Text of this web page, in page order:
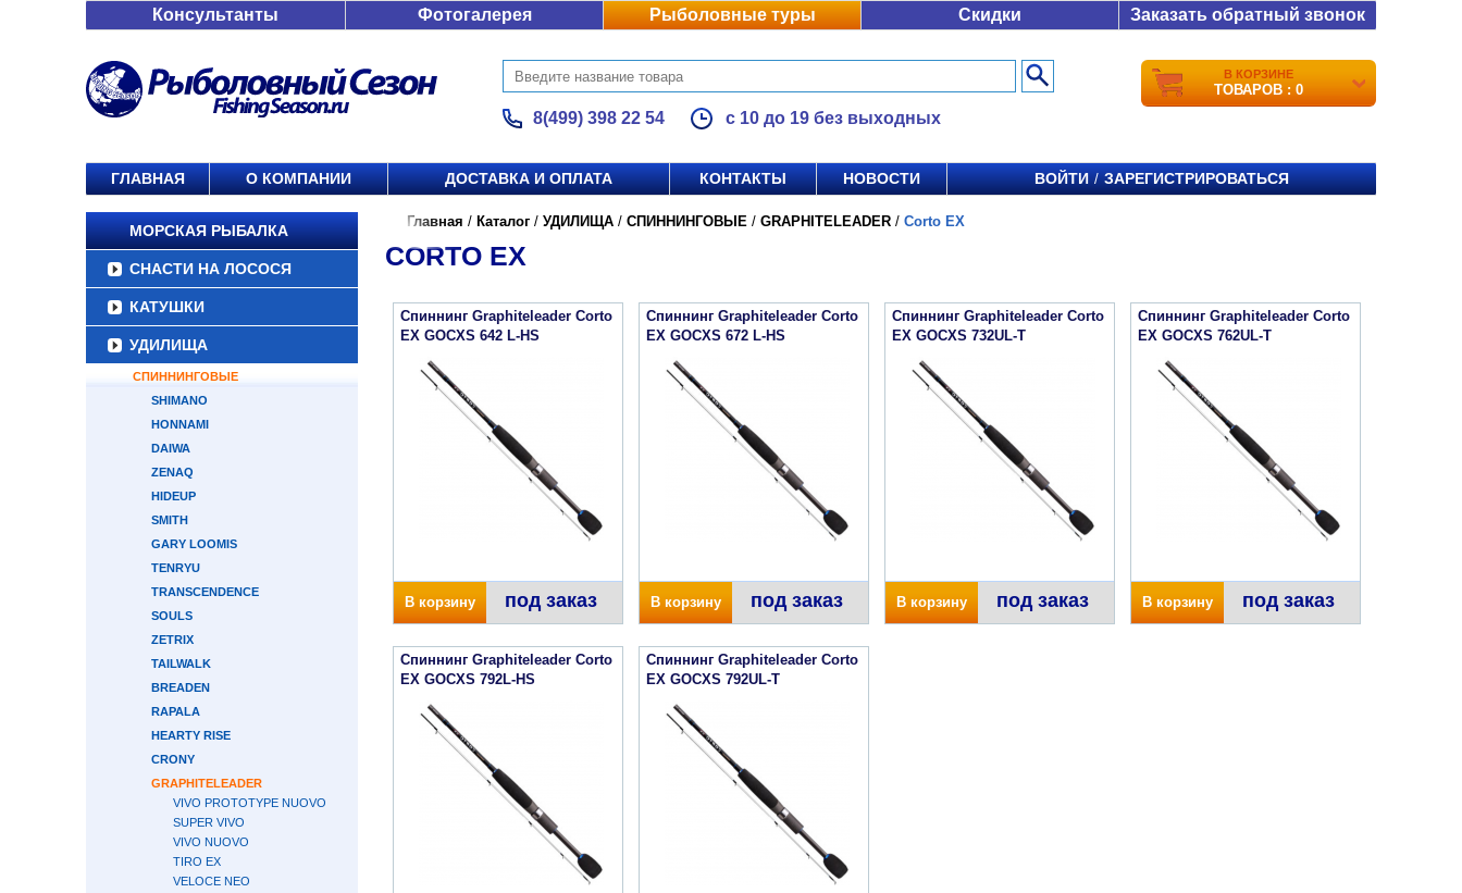
Консультанты Фотогалерея Рыболовные туры Скидки Заказать обратный звонок
8(499) 398 22 54 с 10 до 19 без выходных
В КОРЗИНЕ
ТОВАРОВ : 0
ГЛАВНАЯ О КОМПАНИИ ДОСТАВКА И ОПЛАТА КОНТАКТЫ НОВОСТИ ВОЙТИ / ЗАРЕГИСТРИРОВАТЬСЯ
МОРСКАЯ РЫБАЛКА
СНАСТИ НА ЛОСОСЯ
КАТУШКИ
УДИЛИЩА
СПИННИНГОВЫЕ
SHIMANO
HONNAMI
DAIWA
ZENAQ
HIDEUP
SMITH
GARY LOOMIS
TENRYU
TRANSCENDENCE
SOULS
ZETRIX
TAILWALK
BREADEN
RAPALA
HEARTY RISE
CRONY
GRAPHITELEADER
VIVO PROTOTYPE NUOVO
SUPER VIVO
VIVO NUOVO
TIRO EX
VELOCE NEO
Главная / Каталог / УДИЛИЩА / СПИННИНГОВЫЕ / GRAPHITELEADER / Corto EX
CORTO EX
Спиннинг Graphiteleader Corto
EX GOCXS 642 L-HS
В корзину под заказ
Спиннинг Graphiteleader Corto
EX GOCXS 672 L-HS
В корзину под заказ
Спиннинг Graphiteleader Corto
EX GOCXS 732UL-T
В корзину под заказ
Спиннинг Graphiteleader Corto
EX GOCXS 762UL-T
В корзину под заказ
Спиннинг Graphiteleader Corto
EX GOCXS 792L-HS
Спиннинг Graphiteleader Corto
EX GOCXS 792UL-T